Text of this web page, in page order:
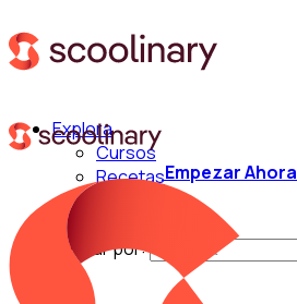
Explora
Cursos
Recetas
Buscar por:
Empezar Ahora